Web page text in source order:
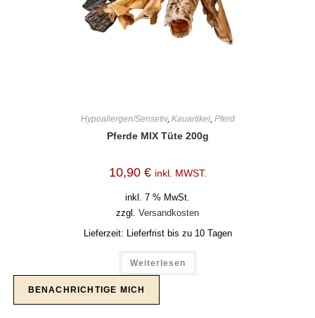
Hypoallergen/Sensetiv, Kauartikel, Pferd
Pferde MIX Tüte 200g
10,90 € inkl. MWST.
inkl. 7 % MwSt.
zzgl. Versandkosten
Lieferzeit: Lieferfrist bis zu 10 Tagen
Weiterlesen